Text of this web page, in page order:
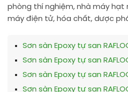
phòng thí nghiệm, nhà máy hạt
máy điện tử, hóa chất, dược
Sơn sàn Epoxy tự san
Sơn sàn Epoxy tự san
Sơn sàn Epoxy tự san
Sơn sàn Epoxy tự san